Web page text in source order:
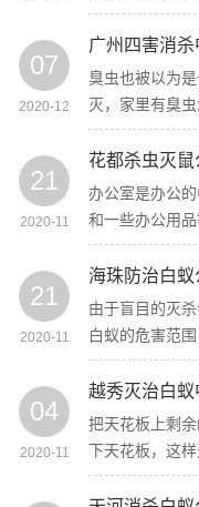
设能发现白蚁
07
2020-12
广州四害消
臭虫也被以为
灭，家里有臭
虫，广州四害
21
2020-11
花都杀虫灭
办公室是办公
和一些办公用
而且还越来越
21
2020-11
海珠防治白
由于盲目的灭
白蚁的危害范
白蚁无太大效
04
2020-11
越秀灭治白
把天花板上剩
下天花板，这
上的白蚁处置